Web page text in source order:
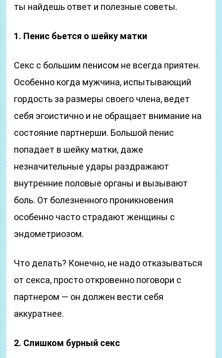
ты найдешь ответ и полезные советы.
1. Пенис бьется о шейку матки
Секс с большим пенисом не всегда приятен.
Особенно когда мужчина, испытывающий
гордость за размеры своего члена, ведет
себя эгоистично и не обращает внимание на
состояние партнерши. Большой пенис
попадает в шейку матки, даже
незначительные удары раздражают
внутренние половые органы и вызывают
боль. От болезненного проникновения
особенно часто страдают женщины с
эндометриозом.
Что делать? Конечно, не надо отказываться
от секса, просто откровенно поговори с
партнером — он должен вести себя
аккуратнее.
2. Слишком бурный секс